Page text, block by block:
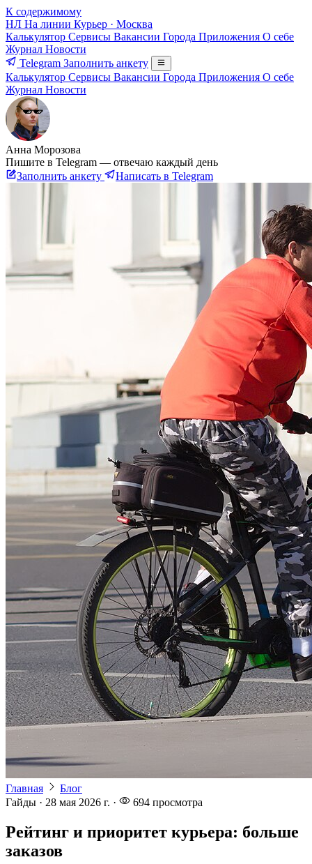
К содержимому
НЛ На линии Курьер · Москва
Калькулятор Сервисы Вакансии Города Приложения О себе
Журнал Новости
Telegram Заполнить анкету
Калькулятор Сервисы Вакансии Города Приложения О себе
Журнал Новости
Анна Морозова
Пишите в Telegram — отвечаю каждый день
Заполнить анкету
Написать в Telegram
Главная
Блог
Гайды · 28 мая 2026 г. · 694 просмотра
Рейтинг и приоритет курьера: больше
заказов